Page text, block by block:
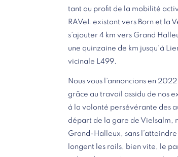
tant au profit de la mobilité
RAVeL existant vers Born et la
s’ajouter 4 km vers Grand
une quinzaine de km jusqu’à
vicinale L499.
Nous vous l’annoncions en
grâce au travail assidu de nos
à la volonté persévérante des
départ de la gare de Vielsalm,
Grand-Halleux, sans
longent les rails, bien vite, le